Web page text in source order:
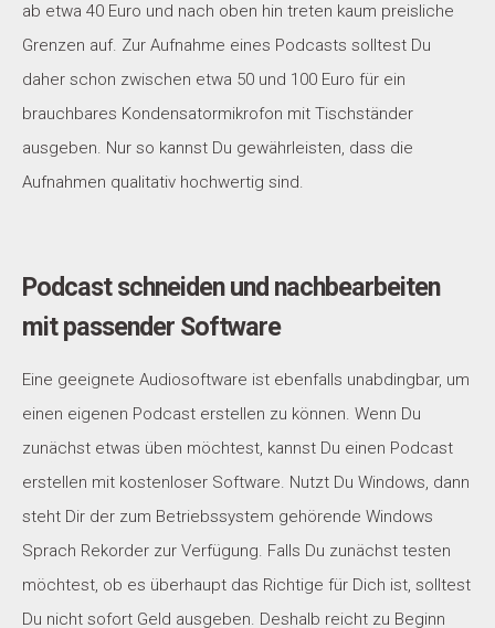
ab etwa 40 Euro und nach oben hin treten kaum preisliche
Grenzen auf. Zur Aufnahme eines Podcasts solltest Du
daher schon zwischen etwa 50 und 100 Euro für ein
brauchbares Kondensatormikrofon mit Tischständer
ausgeben. Nur so kannst Du gewährleisten, dass die
Aufnahmen qualitativ hochwertig sind.
Podcast schneiden und nachbearbeiten
mit passender Software
Eine geeignete Audiosoftware ist ebenfalls unabdingbar, um
einen eigenen Podcast erstellen zu können. Wenn Du
zunächst etwas üben möchtest, kannst Du einen Podcast
erstellen mit kostenloser Software. Nutzt Du Windows, dann
steht Dir der zum Betriebssystem gehörende Windows
Sprach Rekorder zur Verfügung. Falls Du zunächst testen
möchtest, ob es überhaupt das Richtige für Dich ist, solltest
Du nicht sofort Geld ausgeben. Deshalb reicht zu Beginn